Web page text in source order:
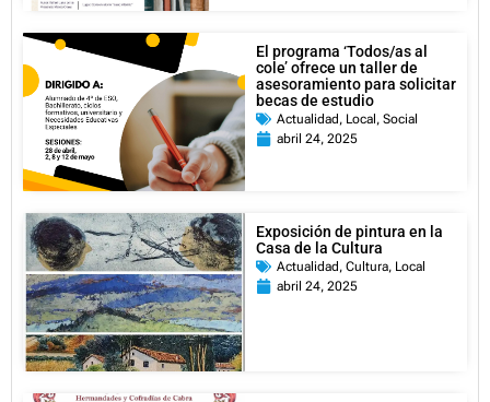
El programa ‘Todos/as al
cole’ ofrece un taller de
asesoramiento para solicitar
becas de estudio
Actualidad , Local , Social
abril 24, 2025
Exposición de pintura en la
Casa de la Cultura
Actualidad , Cultura, Local
abril 24, 2025